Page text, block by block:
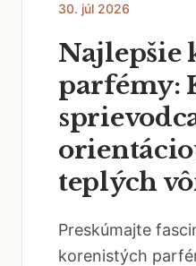
30. júl 2026
Najlepšie
parfémy:
teplých
Preskúmajte
korenistých